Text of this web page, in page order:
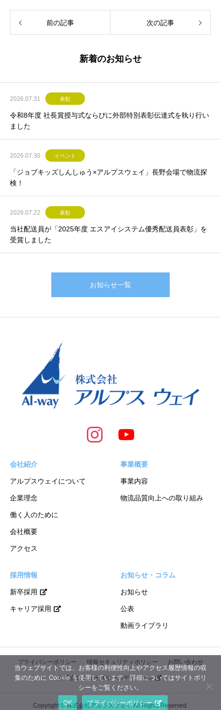
前の記事 次の記事
新着のお知らせ
2026.07.31 表彰
令和8年度 社長賞授与式ならびに外部特別表彰伝達式を執り行い
ました
2026.07.30 イベント
「ジョブキッズしんしゅう×アルプスウェイ」長野会場で物流探
検！
2026.07.22 表彰
当社配送員が「2025年度 エスアイシステム優秀配送員表彰」を
受賞しました
お知らせ一覧
会社紹介
アルプスウェイについて
企業理念
働く人のために
会社概要
アクセス
事業概要
事業内容
物流品質向上への取り組み
採用情報
新卒採用
キャリア採用
お知らせ・コラム
お知らせ
公表
動画ライブラリ
プライバシーポリシー 情報セキュリティポリシー お問い合わせ
株式会社ウェイズホールディングス
Copyright © 株式会社アルプスウェイ All Rights Reserved.
当ウェブサイトでは、お客様の利便性向上やアクセス履歴情報の収
集のために Cookie を使用しています。詳細についてはサイトポリ
シーをご覧ください。
OK
プライバシーポリシー